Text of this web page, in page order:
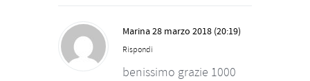
Marina28 marzo 2018 (20:19)
Rispondi
benissimo grazie 1000